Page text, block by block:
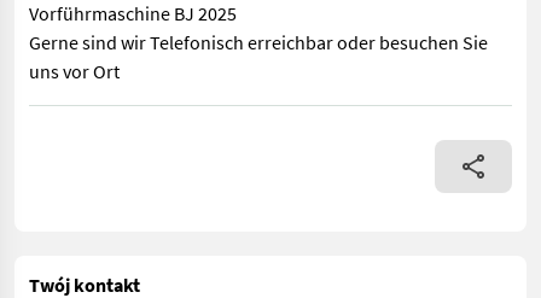
Vorführmaschine BJ 2025
Gerne sind wir Telefonisch erreichbar oder besuchen Sie
uns vor Ort
Country Forstanhänger T70 S mit Kran 670 Master Mit
Twój kontakt